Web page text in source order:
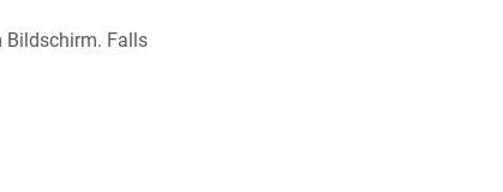
Bildschirm. Falls